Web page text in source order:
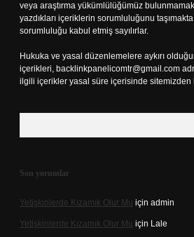
veya araştırma yükümlülüğümüz
yazdıkları içeriklerin sorumluluğunu
sorumluluğu kabul etmiş sayılırlar.
Hukuka ve yasal düzenlemelere aykırı
içerikleri, backlinkpanelicomtr@gmail.com
ilgili içerikler yasal süre içerisinde sitemizden
Son yorumlar
Yetişkinlerde Kızamık Olur Mu için admin
Yetişkinlerde Kızamık Olur Mu için Lale